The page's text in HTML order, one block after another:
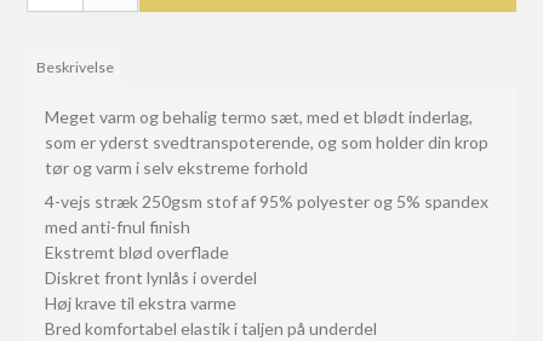
Beskrivelse
Meget varm og behalig termo sæt, med et blødt inderlag,
som er yderst svedtranspoterende, og som holder din krop
tør og varm i selv ekstreme forhold
4-vejs stræk 250gsm stof af 95% polyester og 5% spandex
med anti-fnul finish
Ekstremt blød overflade
Diskret front lynlås i overdel
Høj krave til ekstra varme
Bred komfortabel elastik i taljen på underdel